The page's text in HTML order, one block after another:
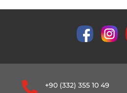
 +90 (332) 355 10 49